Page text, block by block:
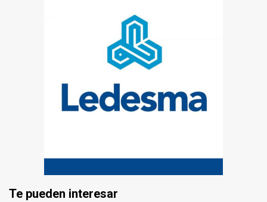
Te pueden interesar